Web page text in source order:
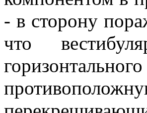
- в сторону
что